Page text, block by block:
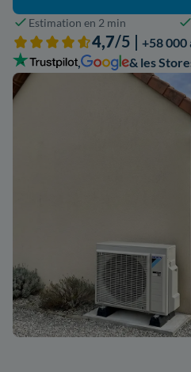
Estimation en 2 min
4,7/5 | +58 000
,
& les